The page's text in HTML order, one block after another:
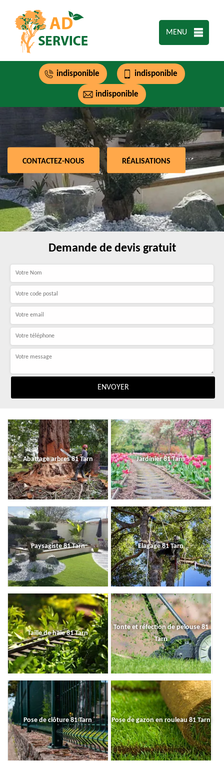
MENU
indisponible indisponible
indisponible
CONTACTEZ-NOUS RÉALISATIONS
Demande de devis gratuit
Abattage arbres 81 Tarn Jardinier 81 Tarn
Paysagiste 81 Tarn Elagage 81 Tarn
Taille de haie 81 Tarn
Tonte et réfection de pelouse 81
Tarn
Pose de clôture 81 Tarn Pose de gazon en rouleau 81 Tarn